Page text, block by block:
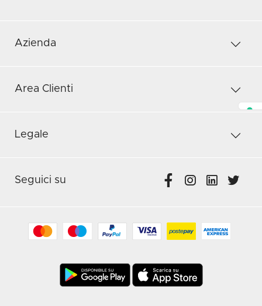
Azienda
Area Clienti
Legale
Seguici su